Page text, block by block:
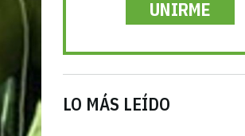
UNIRME
LO MÁS LEÍDO